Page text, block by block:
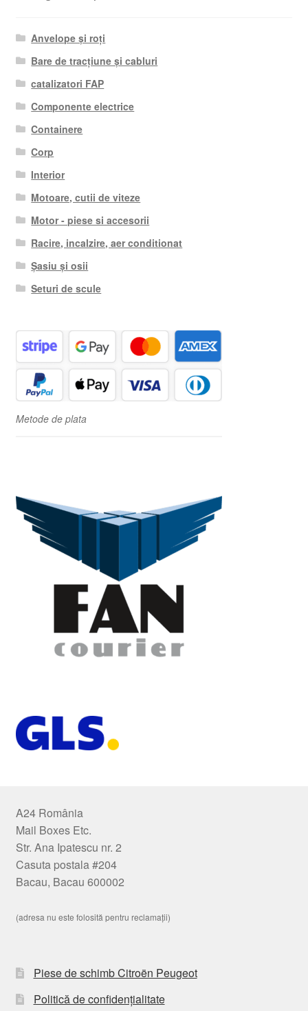
Anvelope și roți
Bare de tracțiune și cabluri
catalizatori FAP
Componente electrice
Containere
Corp
Interior
Motoare, cutii de viteze
Motor - piese si accesorii
Racire, incalzire, aer conditionat
Șasiu și osii
Seturi de scule
Metode de plata
A24 România
Mail Boxes Etc.
Str. Ana Ipatescu nr. 2
Casuta postala #204
Bacau, Bacau 600002
(adresa nu este folosită pentru reclamații)
Piese de schimb Citroën Peugeot
Politică de confidențialitate